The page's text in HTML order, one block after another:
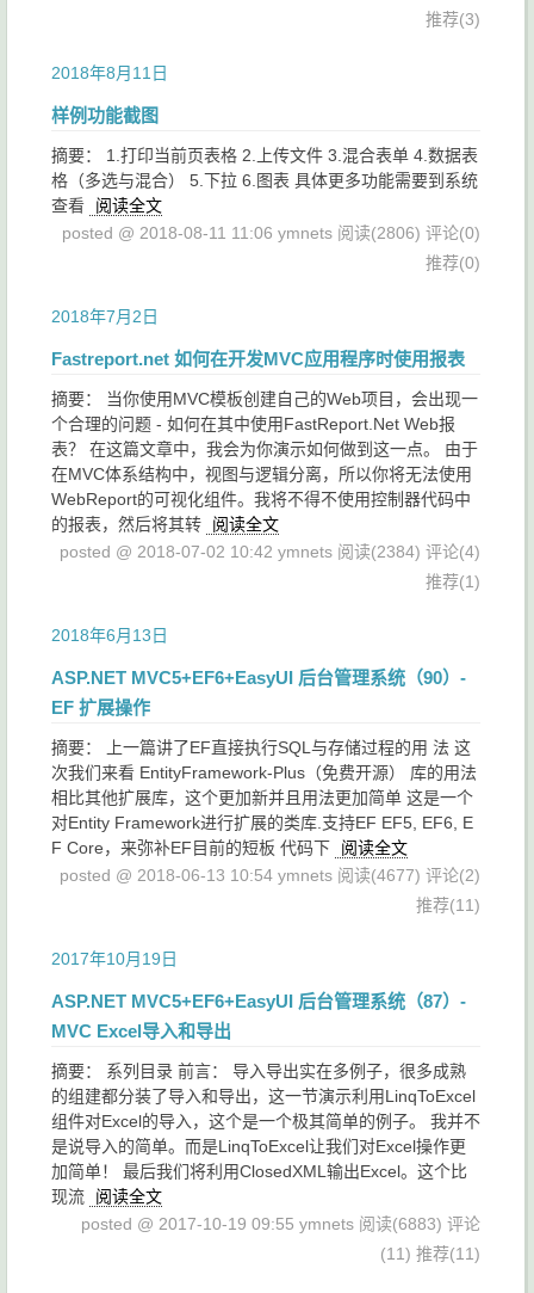
推荐(3)
2018年8月11日
样例功能截图
摘要： 1.打印当前页表格 2.上传文件 3.混合表单 4.数据表
格（多选与混合） 5.下拉 6.图表 具体更多功能需要到系统
查看
阅读全文
posted @ 2018-08-11 11:06 ymnets 阅读(2806) 评论(0)
推荐(0)
2018年7月2日
Fastreport.net 如何在开发MVC应用程序时使用报表
摘要： 当你使用MVC模板创建自己的Web项目，会出现一
个合理的问题 - 如何在其中使用FastReport.Net Web报
表？ 在这篇文章中，我会为你演示如何做到这一点。 由于
在MVC体系结构中，视图与逻辑分离，所以你将无法使用
WebReport的可视化组件。我将不得不使用控制器代码中
的报表，然后将其转
阅读全文
posted @ 2018-07-02 10:42 ymnets 阅读(2384) 评论(4)
推荐(1)
2018年6月13日
ASP.NET MVC5+EF6+EasyUI 后台管理系统（90）-
EF 扩展操作
摘要： 上一篇讲了EF直接执行SQL与存储过程的用 法 这
次我们来看 EntityFramework-Plus（免费开源） 库的用法
相比其他扩展库，这个更加新并且用法更加简单 这是一个
对Entity Framework进行扩展的类库.支持EF EF5, EF6, E
F Core，来弥补EF目前的短板 代码下
阅读全文
posted @ 2018-06-13 10:54 ymnets 阅读(4677) 评论(2)
推荐(11)
2017年10月19日
ASP.NET MVC5+EF6+EasyUI 后台管理系统（87）-
MVC Excel导入和导出
摘要： 系列目录 前言： 导入导出实在多例子，很多成熟
的组建都分装了导入和导出，这一节演示利用LinqToExcel
组件对Excel的导入，这个是一个极其简单的例子。 我并不
是说导入的简单。而是LinqToExcel让我们对Excel操作更
加简单！ 最后我们将利用ClosedXML输出Excel。这个比
现流
阅读全文
posted @ 2017-10-19 09:55 ymnets 阅读(6883) 评论
(11) 推荐(11)